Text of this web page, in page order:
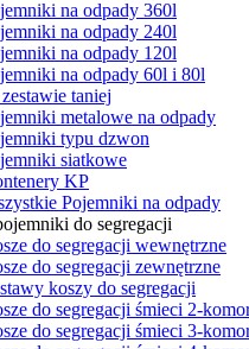
na odpady 360l
na odpady 240l
na odpady 120l
na odpady 60l i 80l
taniej
metalowe na odpady
typu dzwon
siatkowe
KP
Pojemniki na odpady
do segregacji
do segregacji wewnętrzne
do segregacji zewnętrzne
koszy do segregacji
do segregacji śmieci 2-
do segregacji śmieci 3-